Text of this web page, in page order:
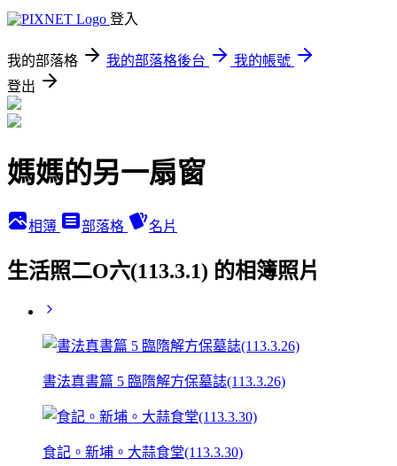
登入
我的部落格 我的部落格後台
我的帳號
登出
媽媽的另一扇窗
相簿 部落格 名片
生活照二O六(113.3.1) 的相簿照片
書法真書篇 5 臨隋解方保墓誌(113.3.26)
食記。新埔。大蒜食堂(113.3.30)